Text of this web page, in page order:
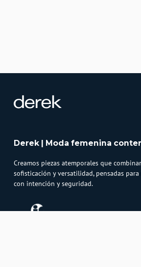
Derek | Moda femenina
Creamos piezas atemporales que
sofisticación y versatilidad, pensadas
con intención y seguridad.